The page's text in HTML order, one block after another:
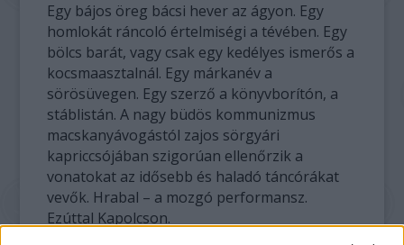
Egy bájos öreg bácsi hever az ágyon. Egy
homlokát ráncoló értelmiségi a tévében. Egy
bölcs barát, vagy csak egy kedélyes ismerős a
kocsmaasztalnál. Egy márkanév a
sörösüvegen. Egy szerző a könyvborítón, a
stáblistán. A nagy büdös kommunizmus
macskanyávogástól zajos sörgyári
kapriccsójában szigorúan ellenőrzik a
vonatokat az idősebb és haladó táncórákat
vevők. Hrabal – a mozgó performansz.
Ezúttal Kapolcson.